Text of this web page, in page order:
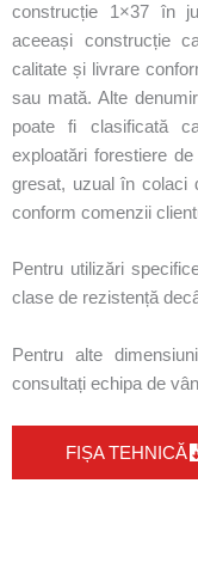
construcție 1×37 în
aceeași construcție
calitate și livrare
sau mată. Alte
poate fi clasificată
exploatări forestiere
gresat, uzual în colaci
conform comenzii
Pentru utilizări
clase de rezistență
Pentru alte
consultați echipa de
FIȘA TEHNICĂ